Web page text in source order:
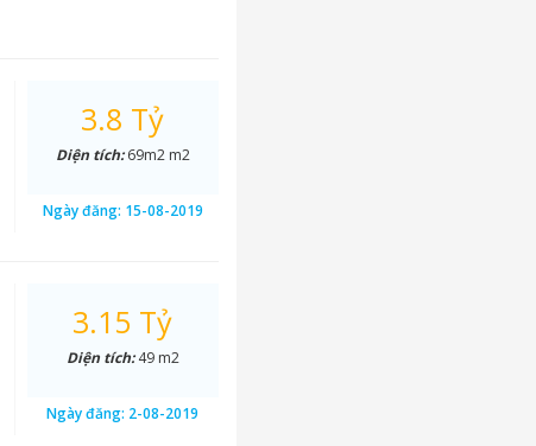
3.8 Tỷ
Diện tích:69m2 m2
Ngày đăng: 15-08-2019
3.15 Tỷ
Diện tích:49 m2
Ngày đăng: 2-08-2019